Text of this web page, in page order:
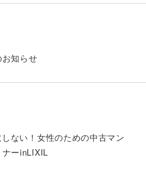
知らせ
ない！女性のための中古マン
ーinLIXIL